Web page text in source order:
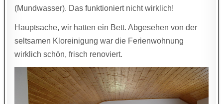
(Mundwasser). Das funktioniert nicht wirklich!
Hauptsache, wir hatten ein Bett. Abgesehen von der
seltsamen Kloreinigung war die Ferienwohnung
wirklich schön, frisch renoviert.